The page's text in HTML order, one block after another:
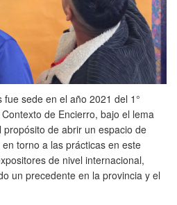
sede en el año 2021 del 1°
de Encierro, bajo el lema
propósito de abrir un espacio de
torno a las prácticas en este
de nivel internacional,
un precedente en la provincia y el